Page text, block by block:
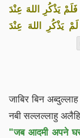
يَذْكُرِ اللهَ عِنْدَ
لَمْ يَذْكُرِ اللهَ عِنْدَ
जाबिर बिन
नबी सल्लल्लाहु
"जब आदमी अपने